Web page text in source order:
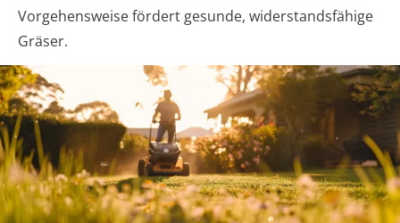
Vorgehensweise fördert gesunde, widerstandsfähige
Gräser.